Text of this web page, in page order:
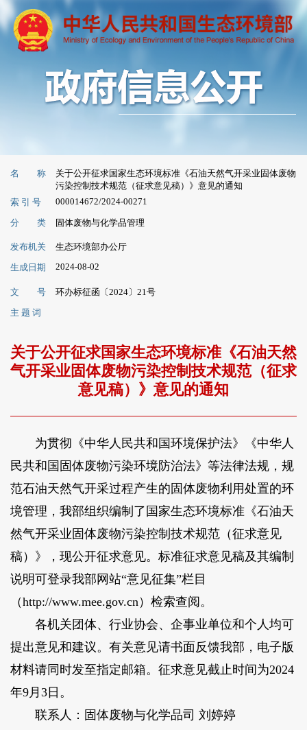
名 称
关于公开征求国家生态环境标准《石油天然气开采业固体废物
污染控制技术规范（征求意见稿）》意见的通知
索 引 号
000014672/2024-00271
分 类 固体废物与化学品管理
发布机关
生态环境部办公厅
生成日期
2024-08-02
文 号
环办标征函〔2024〕21号
主 题 词
关于公开征求国家生态环境标准《石油天然
气开采业固体废物污染控制技术规范（征求
意见稿）》意见的通知
为贯彻《中华人民共和国环境保护法》《中华人
民共和国固体废物污染环境防治法》等法律法规，规
范石油天然气开采过程产生的固体废物利用处置的环
境管理，我部组织编制了国家生态环境标准《石油天
然气开采业固体废物污染控制技术规范（征求意见
稿）》，现公开征求意见。标准征求意见稿及其编制
说明可登录我部网站“意见征集”栏目
（http://www.mee.gov.cn）检索查阅。
各机关团体、行业协会、企事业单位和个人均可
提出意见和建议。有关意见请书面反馈我部，电子版
材料请同时发至指定邮箱。征求意见截止时间为2024
年9月3日。
联系人：固体废物与化学品司 刘婷婷